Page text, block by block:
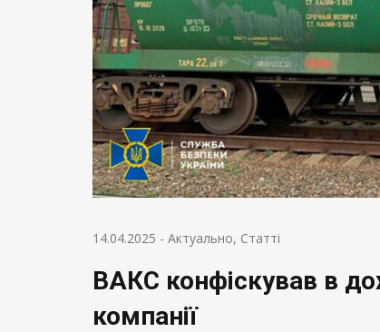
14.04.2025 - Актуально, Статті
ВАКС конфіскував в
компанії